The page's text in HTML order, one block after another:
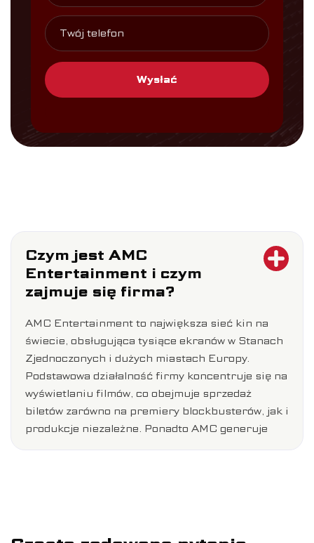
Czym jest AMC
Entertainment i czym
zajmuje się firma?
AMC Entertainment to największa sieć kin na
świecie, obsługująca tysiące ekranów w Stanach
Zjednoczonych i dużych miastach Europy.
Podstawowa działalność firmy koncentruje się na
wyświetlaniu filmów, co obejmuje sprzedaż
biletów zarówno na premiery blockbusterów, jak i
produkcje niezależne. Ponadto AMC generuje